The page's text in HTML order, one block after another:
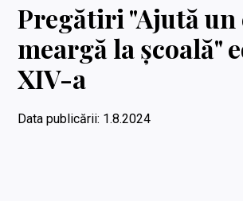
Pregătiri "Ajută un
meargă la școală"
XIV-a
Data publicării: 1.8.2024